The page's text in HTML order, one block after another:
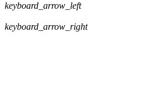
keyboard_arrow_left
keyboard_arrow_right